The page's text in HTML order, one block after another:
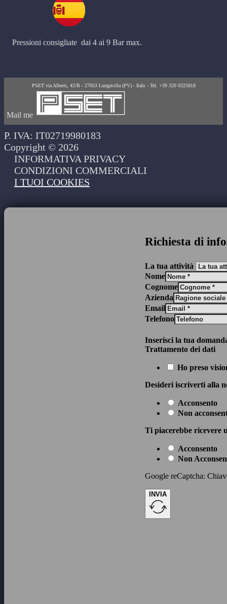
Pressioni consigliate dai 4 ai 9 Bar max.
PSET via Alberti, 42/B - 27053 Lungavilla (PV) - Italy - Tel. +39 320 0325818
Mail me
P. IVA: IT02719980183
Copyright © 2026
INFORMATIVA PRIVACY
CONDIZIONI COMMERCIALI
I TUOI COOKIES
Richiesta di
La tua attività
Nome
Cognome
Azienda
Email
Telefono
Inserisci la tua
Trattamento dei dati
Ho preso
Desideri iscriverti alla
Acconsento
Non
Ti piacerebbe ricevere
Acconsento
Non
Google reCaptcha:
INVIA